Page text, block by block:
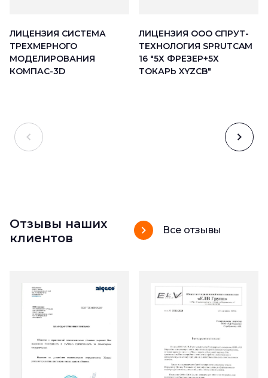
ЛИЦЕНЗИЯ СИСТЕМА
ТРЕХМЕРНОГО
МОДЕЛИРОВАНИЯ
КОМПАС-3D
ЛИЦЕНЗИЯ ООО СПРУТ-
ТЕХНОЛОГИЯ SPRUTCAM
16 "5Х ФРЕЗЕР+5Х
ТОКАРЬ XYZCB"
Отзывы наших
клиентов
Все отзывы